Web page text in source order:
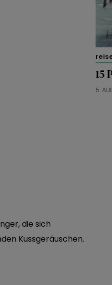
die sich
Kussgeräuschen.
15
5.